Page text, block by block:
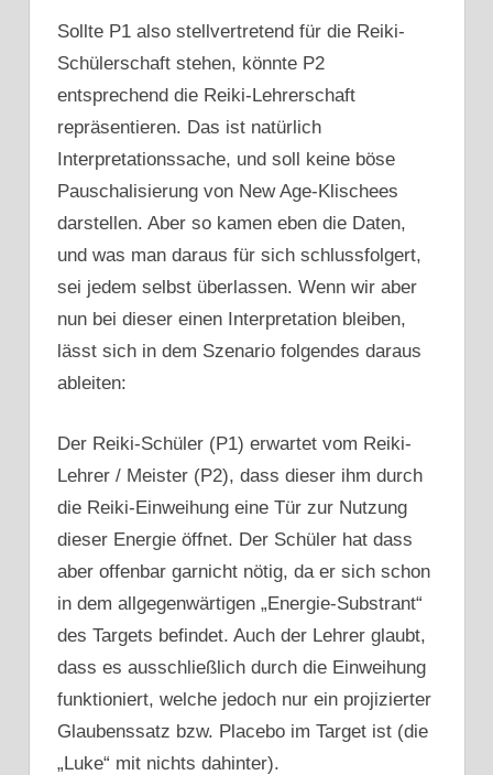
Sollte P1 also stellvertretend für die Reiki-
Schülerschaft stehen, könnte P2
entsprechend die Reiki-Lehrerschaft
repräsentieren. Das ist natürlich
Interpretationssache, und soll keine böse
Pauschalisierung von New Age-Klischees
darstellen. Aber so kamen eben die Daten,
und was man daraus für sich schlussfolgert,
sei jedem selbst überlassen. Wenn wir aber
nun bei dieser einen Interpretation bleiben,
lässt sich in dem Szenario folgendes daraus
ableiten:
Der Reiki-Schüler (P1) erwartet vom Reiki-
Lehrer / Meister (P2), dass dieser ihm durch
die Reiki-Einweihung eine Tür zur Nutzung
dieser Energie öffnet. Der Schüler hat dass
aber offenbar garnicht nötig, da er sich schon
in dem allgegenwärtigen „Energie-Substrant“
des Targets befindet. Auch der Lehrer glaubt,
dass es ausschließlich durch die Einweihung
funktioniert, welche jedoch nur ein projizierter
Glaubenssatz bzw. Placebo im Target ist (die
„Luke“ mit nichts dahinter).